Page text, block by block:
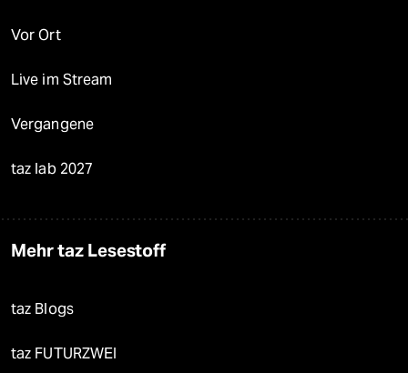
Vor Ort
Live im Stream
Vergangene
taz lab 2027
Mehr taz Lesestoff
taz Blogs
taz FUTURZWEI